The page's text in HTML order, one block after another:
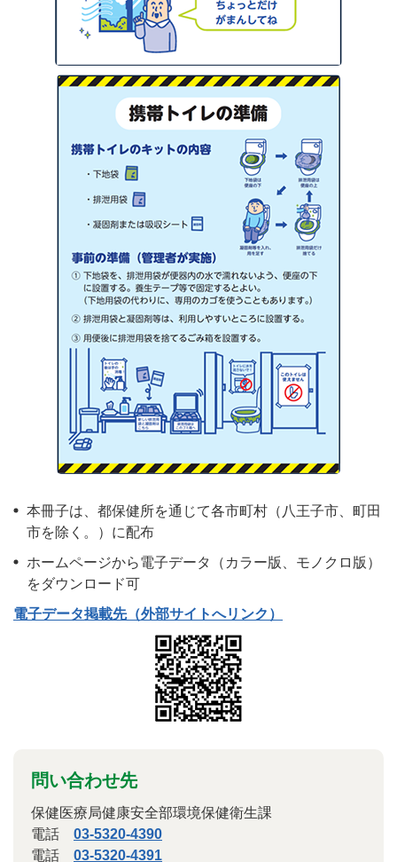
本冊子は、都保健所を通じて各市町村（八王子市、町田
市を除く。）に配布
ホームページから電子データ（カラー版、モノクロ版）
をダウンロード可
電子データ掲載先（外部サイトへリンク）
問い合わせ先
保健医療局健康安全部環境保健衛生課
電話 03-5320-4390
電話 03-5320-4391